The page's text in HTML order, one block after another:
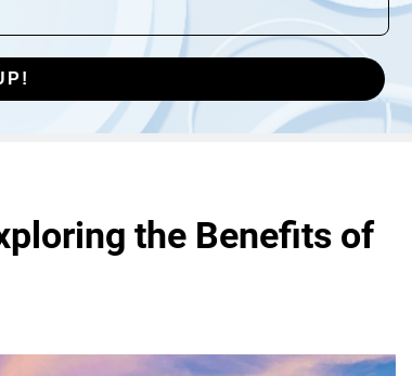
the Benefits of